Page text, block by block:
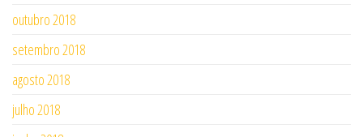
outubro 2018
setembro 2018
agosto 2018
julho 2018